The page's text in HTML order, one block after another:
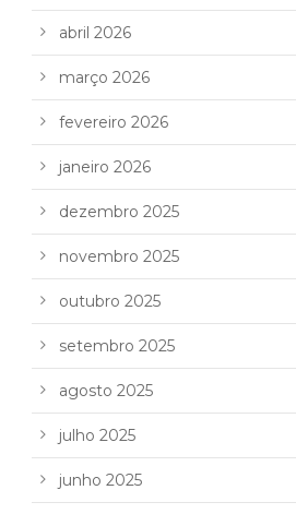
abril 2026
março 2026
fevereiro 2026
janeiro 2026
dezembro 2025
novembro 2025
outubro 2025
setembro 2025
agosto 2025
julho 2025
junho 2025